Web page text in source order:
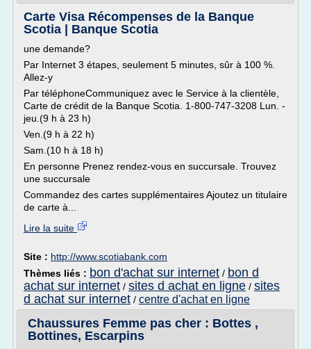
Carte Visa Récompenses de la Banque
Scotia | Banque Scotia
une demande?
Par Internet 3 étapes, seulement 5 minutes, sûr à 100 %.
Allez-y
Par téléphoneCommuniquez avec le Service à la clientèle,
Carte de crédit de la Banque Scotia. 1-800-747-3208 Lun. -
jeu.(9 h à 23 h)
Ven.(9 h à 22 h)
Sam.(10 h à 18 h)
En personne Prenez rendez-vous en succursale. Trouvez
une succursale
Commandez des cartes supplémentaires Ajoutez un titulaire
de carte à...
Lire la suite
Site : http://www.scotiabank.com
Thèmes liés : bon d'achat sur internet / bon d
achat sur internet / sites d achat en ligne / sites
d achat sur internet / centre d'achat en ligne
Chaussures Femme pas cher : Bottes ,
Bottines, Escarpins